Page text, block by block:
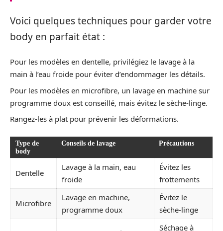
Voici quelques techniques pour garder votre
body en parfait état :
Pour les modèles en dentelle, privilégiez le lavage à la
main à l’eau froide pour éviter d’endommager les détails.
Pour les modèles en microfibre, un lavage en machine sur
programme doux est conseillé, mais évitez le sèche-linge.
Rangez-les à plat pour prévenir les déformations.
Type de
body
Conseils de lavage Précautions
Dentelle
Lavage à la main, eau
froide
Évitez les
frottements
Microfibre
Lavage en machine,
programme doux
Évitez le
sèche-linge
Séchage à